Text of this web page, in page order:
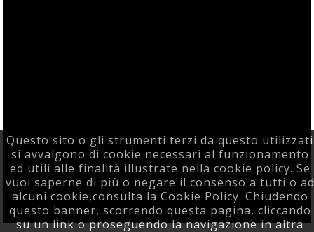
Questo sito o gli strumenti terzi da questo utilizzati
si avvalgono di cookie necessari al funzionamento
ed utili alle finalità illustrate nella cookie policy. Se
vuoi saperne di più o negare il consenso a tutti o ad
alcuni cookie,consulta la Cookie Policy. Chiudendo
questo banner, scorrendo questa pagina, cliccando
su un link o proseguendo la navigazione in altra